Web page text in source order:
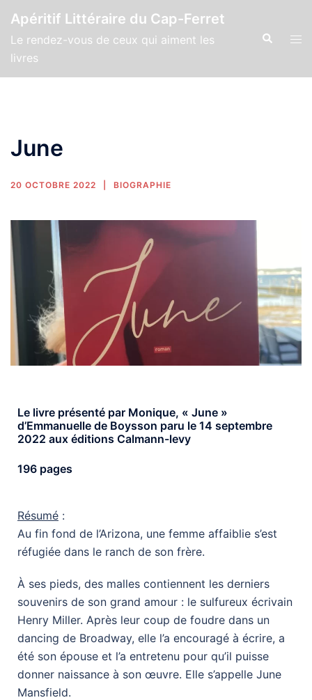
Apéritif Littéraire du Cap-Ferret
Le rendez-vous de ceux qui aiment les
livres
June
20 OCTOBRE 2022 BIOGRAPHIE
Le livre présenté par Monique, « June »
d’Emmanuelle de Boysson paru le 14 septembre
2022 aux éditions Calmann-levy
196 pages
Résumé :
Au fin fond de l’Arizona, une femme affaiblie s’est
réfugiée dans le ranch de son frère.
À ses pieds, des malles contiennent les derniers
souvenirs de son grand amour : le sulfureux écrivain
Henry Miller. Après leur coup de foudre dans un
dancing de Broadway, elle l’a encouragé à écrire, a
été son épouse et l’a entretenu pour qu’il puisse
donner naissance à son œuvre. Elle s’appelle June
Mansfield.